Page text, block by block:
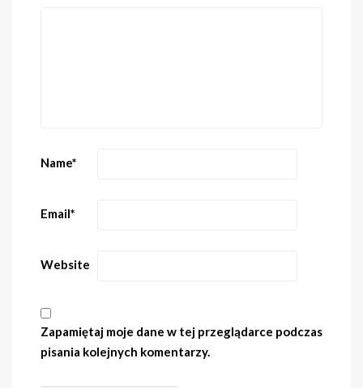
Name*
Email*
Website
Zapamiętaj moje dane w tej przeglądarce podczas
pisania kolejnych komentarzy.